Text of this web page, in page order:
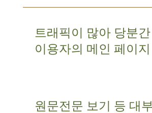
트래픽이 많아 당분
이용자의 메인 페이
원문전문 보기 등 대